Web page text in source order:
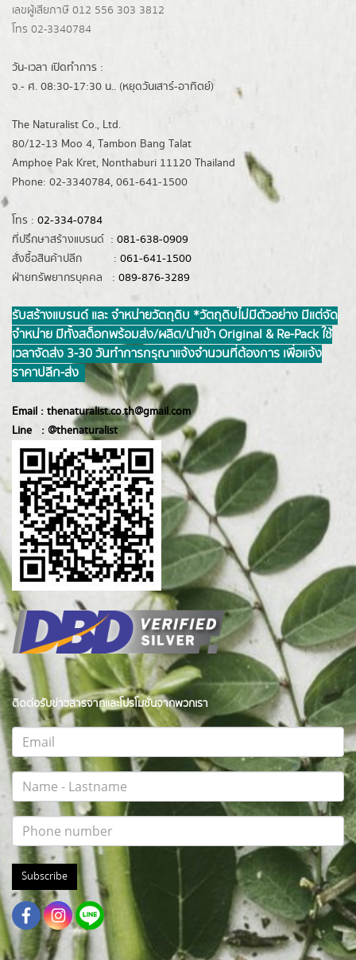
เลขผู้เสียภาษี 012 556 303 3812
โทร 02-3340784
วัน-เวลา เปิดทำการ :
จ.- ศ. 08:30-17:30 น.. (หยุดวันเสาร์-อาทิตย์)
The Naturalist Co., Ltd.
80/12-13 Moo 4, Tambon Bang Talat
Amphoe Pak Kret, Nonthaburi 11120 Thailand
Phone: 02-3340784, 061-641-1500
โทร : 02-334-0784
ที่ปรึกษาสร้างแบรนด์ : 081-638-0909
สั่งซื้อสินค้าปลีก : 061-641-1500
ฝ่ายทรัพยากรบุคคล : 089-876-3289
รับสร้างแบรนด์ และ จำหน่ายวัตถุดิบ *วัตถุดิบไม่มีตัวอย่าง มีแต่จัด
จำหน่าย มีทั้งสต็อกพร้อมส่ง/ผลิต/นำเข้า Original & Re-Pack ใช้
เวลาจัดส่ง 3-30 วันทำการ กรุณาแจ้งจำนวนที่ต้องการ เพื่อแจ้ง
ราคาปลีก-ส่ง
Email : thenaturalist.co.th@gmail.com
Line : @thenaturalist
ติดต่อรับข่าวสารจากและโปรโมชั่นจากพวกเรา
Subscribe